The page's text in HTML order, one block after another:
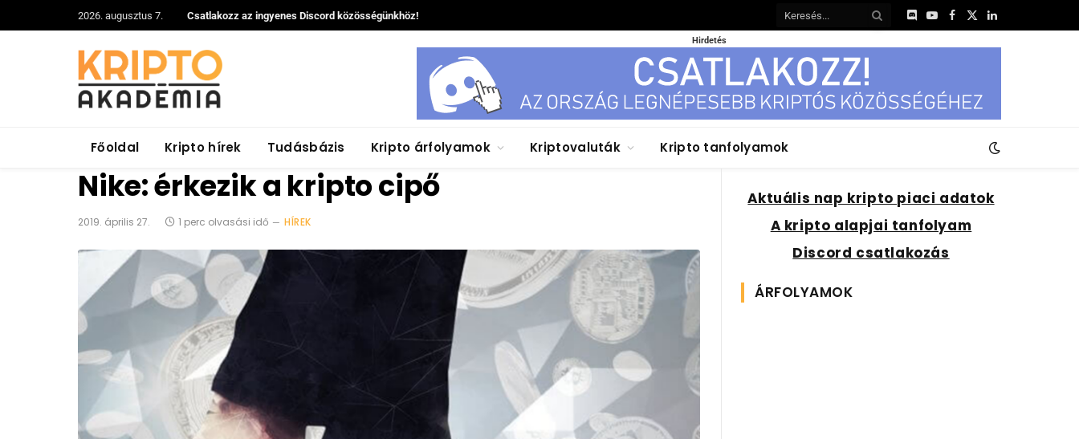
2026. augusztus 7. Csatlakozz az ingyenes Discord közösségünkhöz!
DiscordYouTube
Facebook
X
LinkedIn
Hirdetés
Főoldal Kripto hírek Tudásbázis Kripto árfolyamok Kriptovaluták Kripto tanfolyamok
Nike: érkezik a kripto cipő
2019. április 27. 1 perc olvasási idő HÍREK
Aktuális nap kripto piaci adatok
A kripto alapjai tanfolyam
Discord csatlakozás
ÁRFOLYAMOK